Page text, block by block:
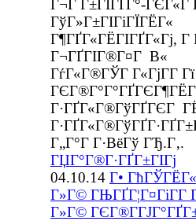
Г¬Г Г±ГІГҐГ°-
ГўГ»Г±ГІГіГЇГЁГ«
Г¶ГҐГ«ГЁГІГҐГ«Гј, Г
Г¬ГҐГІГ®Г¤Г В«
ГѓГ«Г®ГЎГ Г«ГјГ­Г Гї
Г·ГҐГ«Г®ГўГҐГЄГ
Г„Г°Г Г·ВёГў ГЂ.Г‚.
ГЏГ°Г®Г·ГҐГ±ГІГј
04.10.14 Г•
Г»Г© ГЊГҐГ¦Г¤ГіГ­Г
Г»Г©